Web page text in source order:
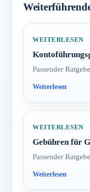
WEITERLESEN
Passender
WEITERLESEN
Gebühren für
Passender